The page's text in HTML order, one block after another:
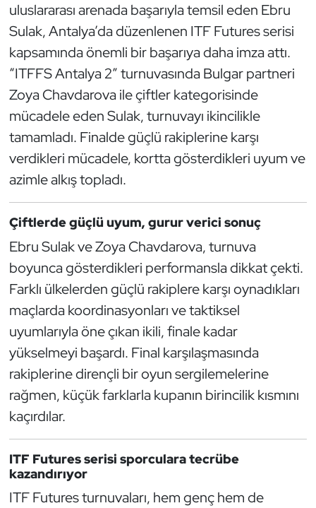
uluslararası arenada başarıyla temsil eden Ebru
Sulak, Antalya’da düzenlenen ITF Futures serisi
kapsamında önemli bir başarıya daha imza attı.
“ITFFS Antalya 2” turnuvasında Bulgar partneri
Zoya Chavdarova ile çiftler kategorisinde
mücadele eden Sulak, turnuvayı ikincilikle
tamamladı. Finalde güçlü rakiplerine karşı
verdikleri mücadele, kortta gösterdikleri uyum ve
azimle alkış topladı.
Çiftlerde güçlü uyum, gurur verici sonuç
Ebru Sulak ve Zoya Chavdarova, turnuva
boyunca gösterdikleri performansla dikkat çekti.
Farklı ülkelerden güçlü rakiplere karşı oynadıkları
maçlarda koordinasyonları ve taktiksel
uyumlarıyla öne çıkan ikili, finale kadar
yükselmeyi başardı. Final karşılaşmasında
rakiplerine dirençli bir oyun sergilemelerine
rağmen, küçük farklarla kupanın birincilik kısmını
kaçırdılar.
ITF Futures serisi sporculara tecrübe
kazandırıyor
ITF Futures turnuvaları, hem genç hem de
E-Spor
Eskrim
Futbol
Futsal
Genel
Golf
Güreş
Halter
Hava Sporları
Hentbol
İşitme Engelli Sporcular
Judo ve Kuraş
Kano ve Rafting
Karate